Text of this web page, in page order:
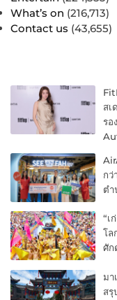
What’s on (216,713)
Contact us (43,655)
สเ
รอ
กว่
ตำ
“เ
โล
ศัก
มา
ส